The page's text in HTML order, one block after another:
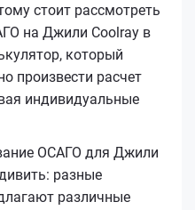
стоит рассмотреть
на Джили Coolray в
который
произвести расчет
индивидуальные
ОСАГО для Джили
разные
различные